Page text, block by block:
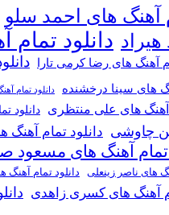
آهنگ های احمد سلو
دانلود
آهنگ های رضا کرمی تارا
های سینا درخشنده دانلود تمام
آهنگ های علی منتظری دانلود
چاوشی دانلود تمام
تمام آهنگ های مسعود
های ناصر زینعلی دانلود تمام آهنگ
آهنگ های کسری زاهدی